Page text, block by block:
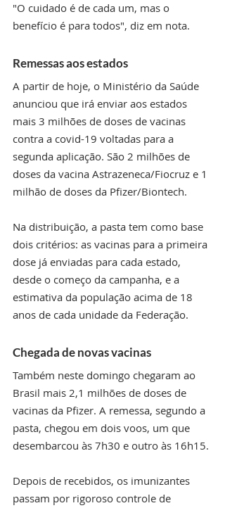
"O cuidado é de cada um, mas o
benefício é para todos", diz em nota.
Remessas aos estados
A partir de hoje, o Ministério da Saúde
anunciou que irá enviar aos estados
mais 3 milhões de doses de vacinas
contra a covid-19 voltadas para a
segunda aplicação. São 2 milhões de
doses da vacina Astrazeneca/Fiocruz e 1
milhão de doses da Pfizer/Biontech.
Na distribuição, a pasta tem como base
dois critérios: as vacinas para a primeira
dose já enviadas para cada estado,
desde o começo da campanha, e a
estimativa da população acima de 18
anos de cada unidade da Federação.
Chegada de novas vacinas
Também neste domingo chegaram ao
Brasil mais 2,1 milhões de doses de
vacinas da Pfizer. A remessa, segundo a
pasta, chegou em dois voos, um que
desembarcou às 7h30 e outro às 16h15.
Depois de recebidos, os imunizantes
passam por rigoroso controle de